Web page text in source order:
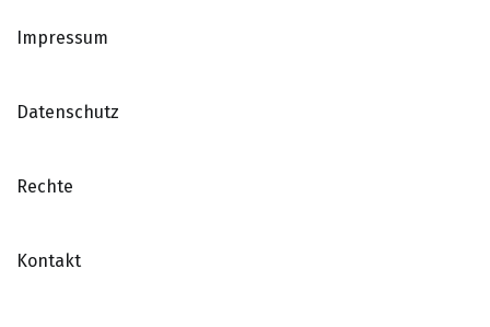
Impressum
Datenschutz
Rechte
Kontakt